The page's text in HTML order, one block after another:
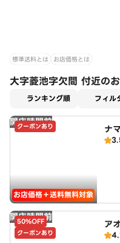
標準送料とは お店価格とは
大字菱池字欠間 付近の
ランキング順 フィル
開店時間前
クーポンあり
お店価格＋送料無料対象
ナ
ラ
開店時間前
50%OFF
クーポンあり
ア